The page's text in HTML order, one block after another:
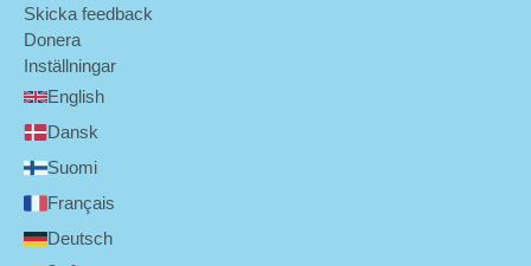
Skicka feedback
Donera
Inställningar
English
Dansk
Suomi
Français
Deutsch